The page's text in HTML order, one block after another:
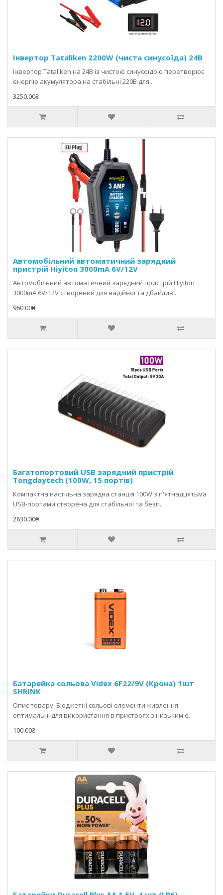
Інвертор Tataliken 2200W (чиста синусоїда) 24В
Інвертор Tataliken на 24В із чистою синусоїдою перетворює
енергію акумулятора на стабільні 220В для ..
3250.00₴
Автомобільний автоматичний зарядний
пристрій Hiyiton 3000mA 6V/12V
Автомобільний автоматичний зарядний пристрій Hiyiton
3000mA 6V/12V створений для надійної та дбайлив..
960.00₴
Багатопортовий USB зарядний пристрій
Tongdaytech (100W, 15 портів)
Компактна настільна зарядна станція 100W з п'ятнадцятьма
USB‑портами створена для стабільної та безп..
2630.00₴
Батарейка сольова Videx 6F22/9V (Крона) 1шт
SHRINK
Опис товару: Бюджетні сольові елементи живлення
оптимальні для використання в пристроях з низьким е..
100.00₴